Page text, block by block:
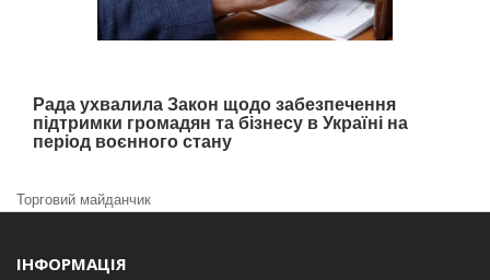
Рада ухвалила Закон щодо забезпечення
підтримки громадян та бізнесу в Україні на
період воєнного стану
Торговий майданчик
ІНФОРМАЦІЯ